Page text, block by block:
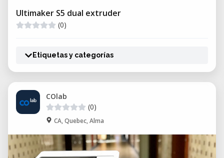
Ultimaker S5 dual extruder
(0)
Etiquetas y categorías
COlab
(0)
CA, Quebec, Alma